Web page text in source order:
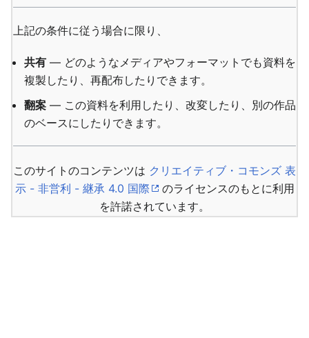
上記の条件に従う場合に限り、
共有 — どのようなメディアやフォーマットでも資料を
複製したり、再配布したりできます。
翻案 — この資料を利用したり、改変したり、別の作品
のベースにしたりできます。
このサイトのコンテンツは クリエイティブ・コモンズ 表
示 - 非営利 - 継承 4.0 国際
のライセンスのもとに利用
を許諾されています。